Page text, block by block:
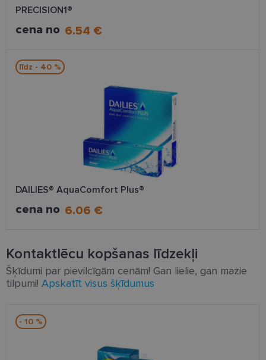
PRECISION1®
cena no 6.54 €
līdz - 40 %
DAILIES® AquaComfort Plus®
cena no 6.06 €
Kontaktlēcu kopšanas līdzekļi
Šķīdumi par pievilcīgām cenām! Gan lielie, gan mazie
tilpumi! Apskatīt visus šķīdumus
- 10 %